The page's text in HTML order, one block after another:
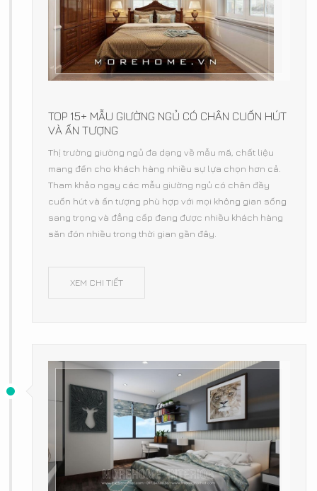
TOP 15+ MẪU GIƯỜNG NGỦ CÓ CHÂN CUỐN HÚT
VÀ ẤN TƯỢNG
Thị trường giường ngủ đa dạng về mẫu mã, chất liệu
mang đến cho khách hàng nhiều sự lựa chọn hơn cả.
Tham khảo ngay các mẫu giường ngủ có chân đầy
cuốn hút và ấn tượng phù hợp với mọi không gian sống
sang trọng và đẳng cấp đang được nhiều khách hàng
săn đón nhiều trong thời gian gần đây.
XEM CHI TIẾT